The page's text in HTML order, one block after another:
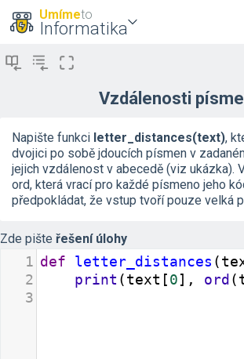
Umímeto
Informatika
Vzdálenosti
Napište funkci letter_distances(text),
dvojici po sobě jdoucích písmen v
jejich vzdálenost v abecedě (viz ukázka).
ord, která vrací pro každé písmeno jeho
předpokládat, že vstup tvoří pouze velká
Zde pište řešení úlohy
1 def letter_distances (
2
print (text [0], ord (
3